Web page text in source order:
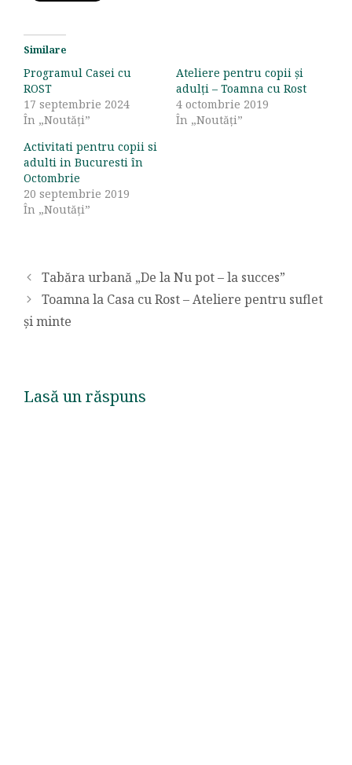
Similare
Programul Casei cu
ROST
17 septembrie 2024
În „Noutăți”
Ateliere pentru copii și
adulți – Toamna cu Rost
4 octombrie 2019
În „Noutăți”
Activitati pentru copii si
adulti in Bucuresti în
Octombrie
20 septembrie 2019
În „Noutăți”
Tabăra urbană „De la Nu pot – la succes”
Toamna la Casa cu Rost – Ateliere pentru suflet
și minte
Lasă un răspuns